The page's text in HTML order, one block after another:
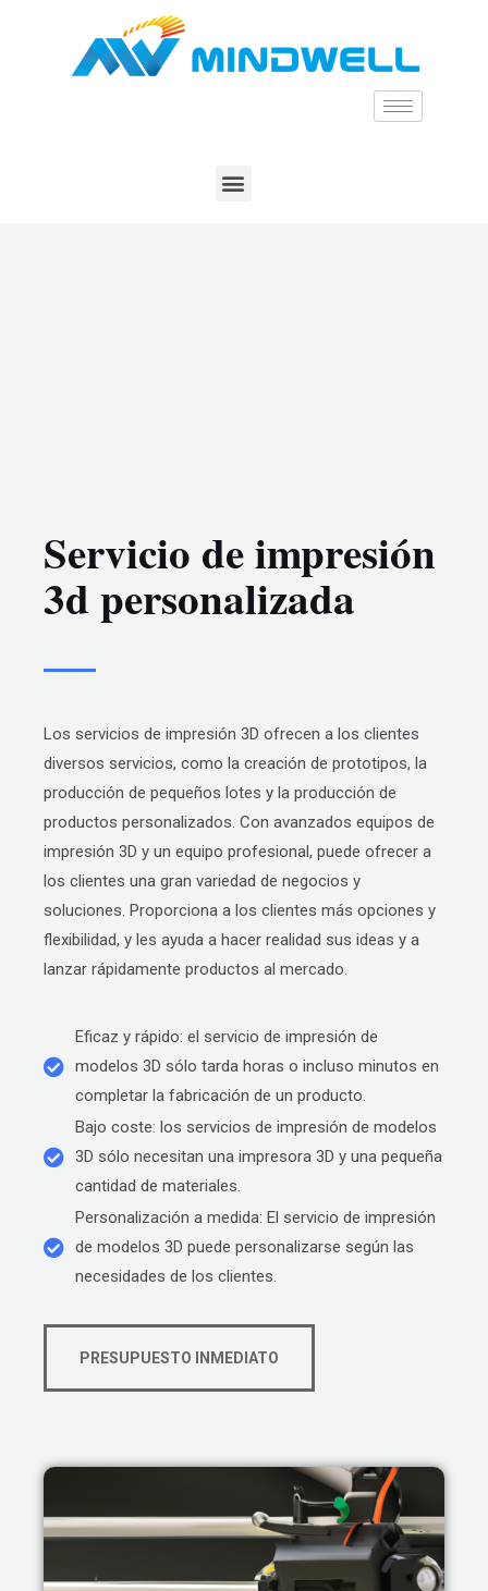
Servicio de impresión
3d personalizada
Los servicios de impresión 3D ofrecen a los clientes
diversos servicios, como la creación de prototipos, la
producción de pequeños lotes y la producción de
productos personalizados. Con avanzados equipos de
impresión 3D y un equipo profesional, puede ofrecer a
los clientes una gran variedad de negocios y
soluciones. Proporciona a los clientes más opciones y
flexibilidad, y les ayuda a hacer realidad sus ideas y a
lanzar rápidamente productos al mercado.
Eficaz y rápido: el servicio de impresión de
modelos 3D sólo tarda horas o incluso minutos en
completar la fabricación de un producto.
Bajo coste: los servicios de impresión de modelos
3D sólo necesitan una impresora 3D y una pequeña
cantidad de materiales.
Personalización a medida: El servicio de impresión
de modelos 3D puede personalizarse según las
necesidades de los clientes.
PRESUPUESTO INMEDIATO